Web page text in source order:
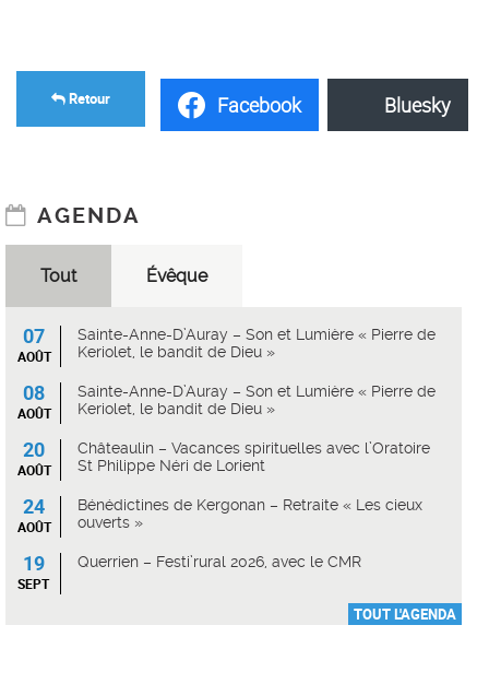
Facebook Bluesky
Retour
AGENDA
Tout Évêque
07
AOÛT
Sainte-Anne-D’Auray – Son et Lumière « Pierre de
Keriolet, le bandit de Dieu »
08
AOÛT
Sainte-Anne-D’Auray – Son et Lumière « Pierre de
Keriolet, le bandit de Dieu »
20
AOÛT
Châteaulin – Vacances spirituelles avec l’Oratoire
St Philippe Néri de Lorient
24
AOÛT
Bénédictines de Kergonan – Retraite « Les cieux
ouverts »
19
SEPT
Querrien – Festi’rural 2026, avec le CMR
TOUT L'AGENDA